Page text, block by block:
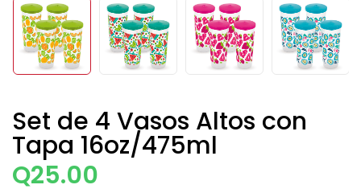
Set de 4 Vasos Altos con
Tapa 16oz/475ml
Q25.00